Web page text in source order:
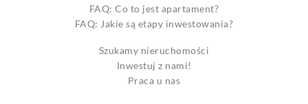
FAQ: Co to jest apartament?
FAQ: Jakie są etapy inwestowania?
Szukamy nieruchomości
Inwestuj z nami!
Praca u nas